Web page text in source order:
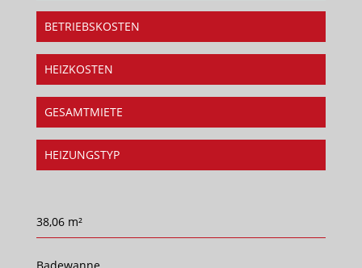
BETRIEBSKOSTEN
HEIZKOSTEN
GESAMTMIETE
HEIZUNGSTYP
38,06 m²